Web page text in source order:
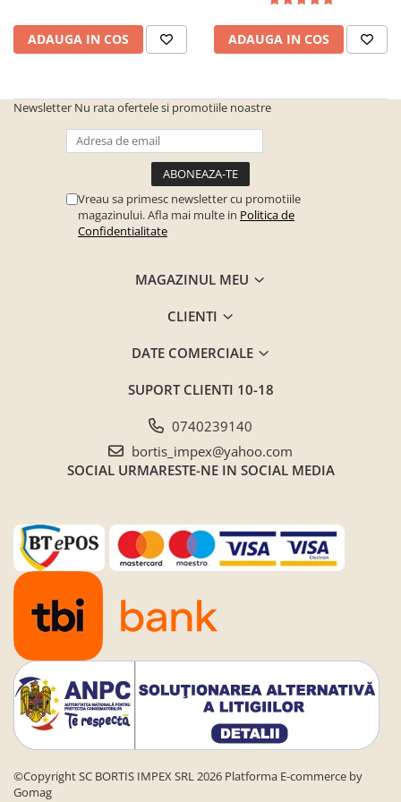
Seturi masa +scaune dining
Suporturi saltea/Somiere/Gratii
pentru pat
ADAUGA IN COS ADAUGA IN COS
Newsletter Nu rata ofertele si promotiile noastre
Vreau sa primesc newsletter cu promotiile
magazinului. Afla mai multe in Politica de
Confidentialitate
MAGAZINUL MEU
CLIENTI
DATE COMERCIALE
SUPORT CLIENTI 10-18
0740239140
bortis_impex@yahoo.com
SOCIAL URMARESTE-NE IN SOCIAL MEDIA
©Copyright SC BORTIS IMPEX SRL 2026 Platforma E-commerce by
Gomag